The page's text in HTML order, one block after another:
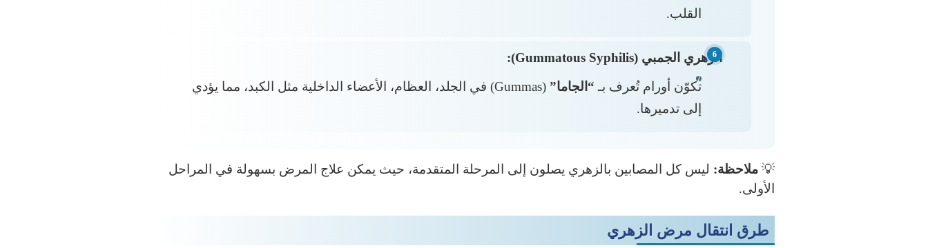
القلب.
الزهري الجمبي (Gummatous Syphilis):
تكوّن أورام تُعرف بـ “الجاما”
(Gummas) في الجلد، العظام، الأعضاء الداخلية مثل الكبد، مما يؤدي
إلى تدميرها.
💡 ملاحظة: ليس كل المصابين بالزهري يصلون إلى المرحلة المتقدمة، حيث يمكن علاج المرض بسهولة في المراحل
الأولى.
طرق انتقال مرض الزهري